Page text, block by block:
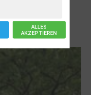
ALLES
AKZEPTIEREN